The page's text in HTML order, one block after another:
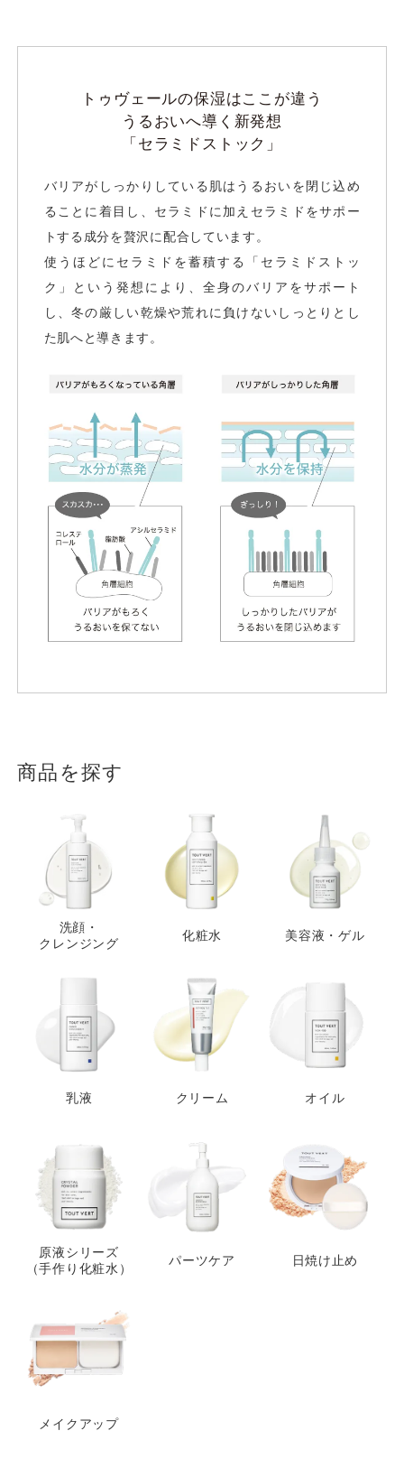
トゥヴェールの保湿はここが違う
うるおいへ導く新発想
「セラミドストック」
バリアがしっかりしている肌はうるおいを閉じ込め
ることに着目し、セラミドに加えセラミドをサポー
トする成分を贅沢に配合しています。
使うほどにセラミドを蓄積する「セラミドストッ
ク」という発想により、全身のバリアをサポート
し、冬の厳しい乾燥や荒れに負けないしっとりとし
た肌へと導きます。
商品を探す
洗顔・
クレンジング
化粧水 美容液・ゲル
乳液 クリーム オイル
原液シリーズ
（手作り化粧水）
パーツケア 日焼け止め
メイクアップ